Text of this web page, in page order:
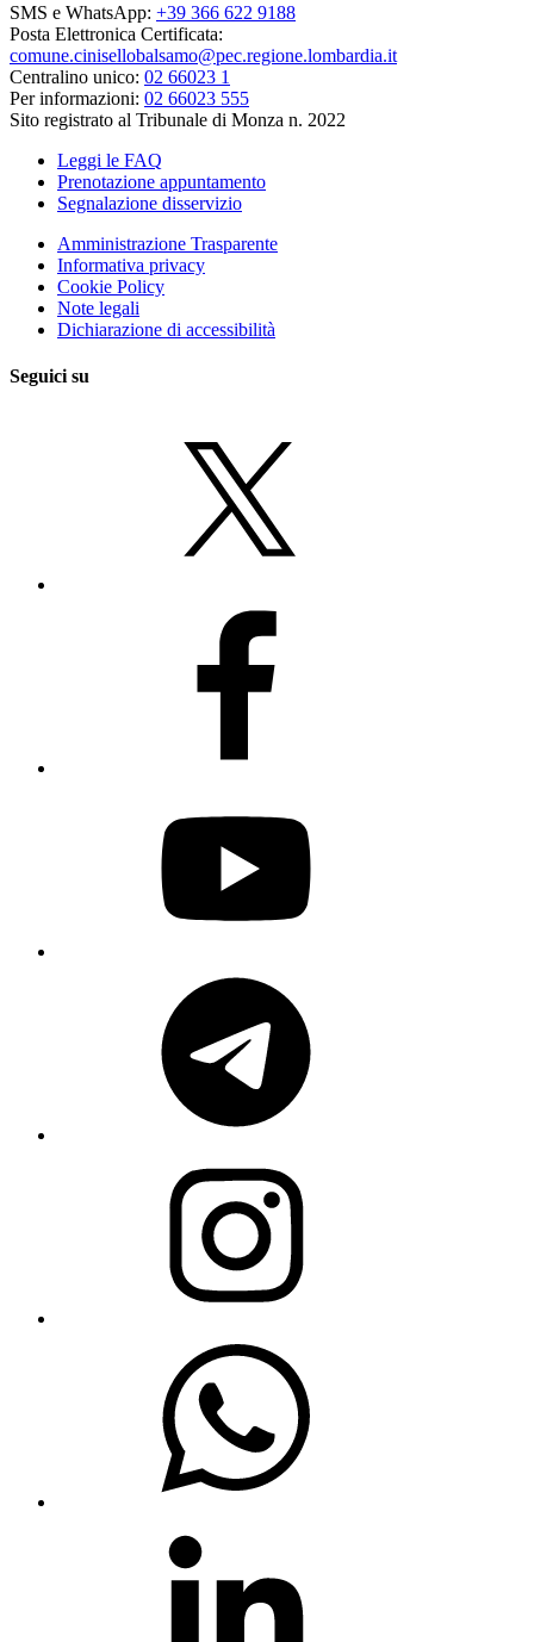
SMS e WhatsApp: +39 366 622 9188
Posta Elettronica Certificata:
comune.cinisellobalsamo@pec.regione.lombardia.it
Centralino unico: 02 66023 1
Per informazioni: 02 66023 555
Sito registrato al Tribunale di Monza n. 2022
Leggi le FAQ
Prenotazione appuntamento
Segnalazione disservizio
Amministrazione Trasparente
Informativa privacy
Cookie Policy
Note legali
Dichiarazione di accessibilità
Seguici su